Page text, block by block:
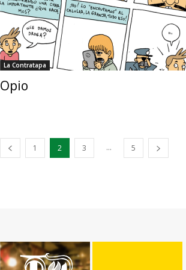
La Contratapa
Opio
1 2 3 ... 5